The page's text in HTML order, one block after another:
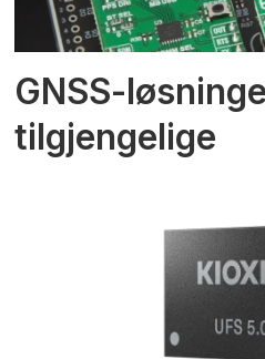
GNSS-
tilgjengelige